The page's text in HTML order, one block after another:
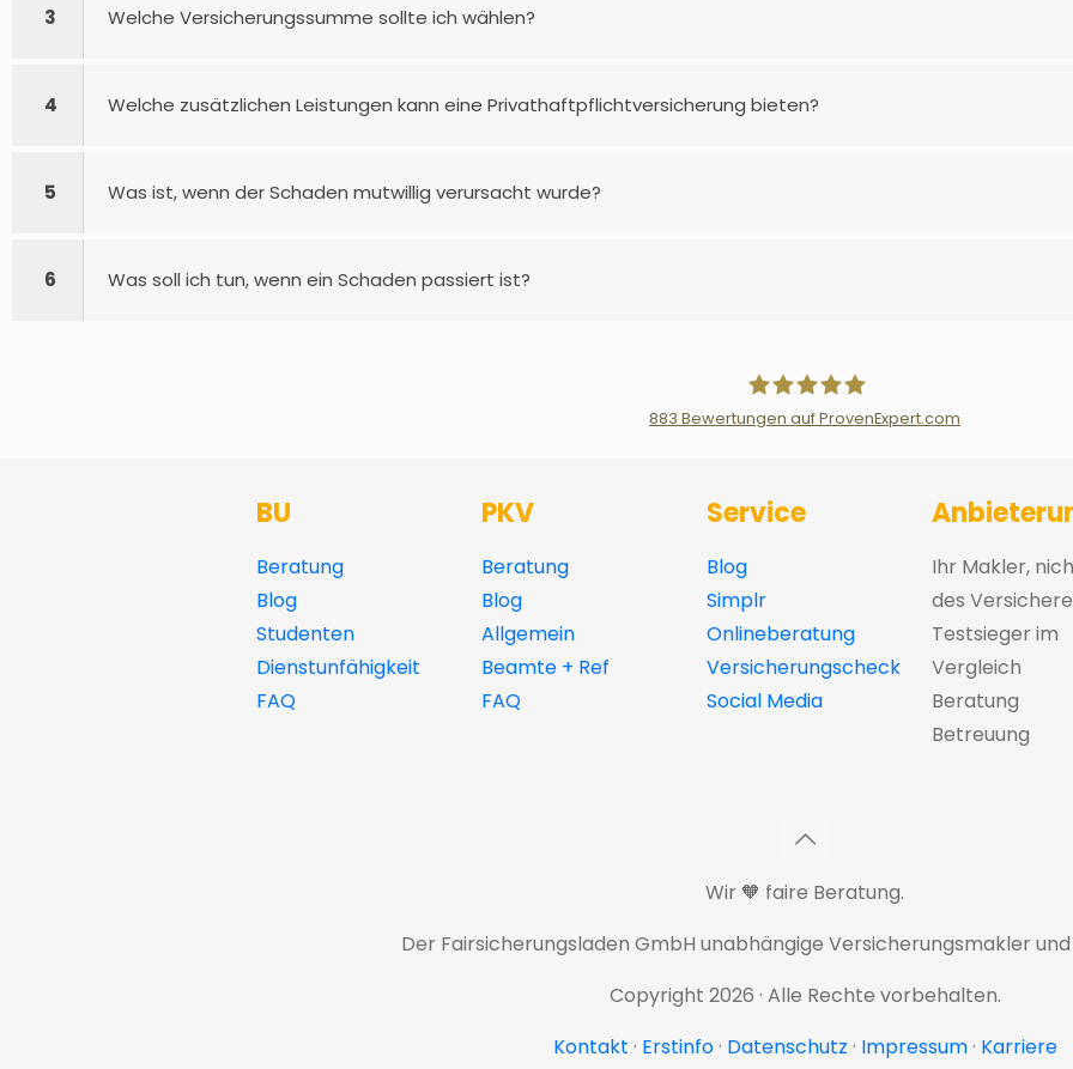
3 Welche Versicherungssumme sollte ich wählen?
4 Welche zusätzlichen Leistungen kann eine Privathaftpflichtversicherung bieten?
5 Was ist, wenn der Schaden mutwillig verursacht wurde?
6 Was soll ich tun, wenn ein Schaden passiert ist?
883 Bewertungen auf ProvenExpert.com
BU
Beratung
Blog
Studenten
Dienstunfähigkeit
FAQ
PKV
Beratung
Blog
Allgemein
Beamte + Ref
FAQ
Service
Blog
Simplr
Onlineberatung
Versicherungscheck
Social Media
Ihr Makler,
des
Testsieger im
Vergleich
Beratung
Betreuung
Wir 🧡 faire Beratung.
Der Fairsicherungsladen GmbH unabhängige Versicherungsmakler
Copyright 2026 · Alle Rechte vorbehalten.
Kontakt · Erstinfo· Datenschutz · Impressum· Karriere